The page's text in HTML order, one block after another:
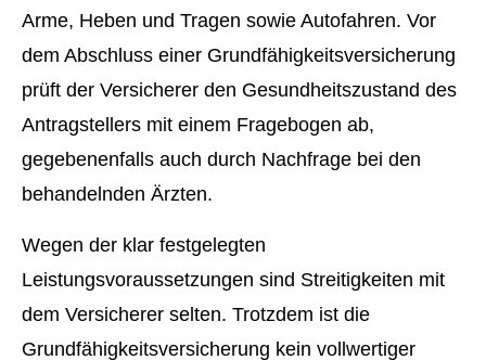
Arme, Heben und Tragen sowie Autofahren. Vor
dem Abschluss einer Grundfähigkeitsversicherung
prüft der Versicherer den Gesundheitszustand des
Antragstellers mit einem Fragebogen ab,
gegebenenfalls auch durch Nachfrage bei den
behandelnden Ärzten.
Wegen der klar festgelegten
Leistungsvoraussetzungen sind Streitigkeiten mit
dem Versicherer selten. Trotzdem ist die
Grundfähigkeitsversicherung kein vollwertiger